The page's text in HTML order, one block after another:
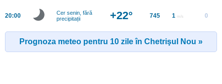
20:00
Cer senin, fără
precipitații
+22° 745 1 m/s 0
Prognoza meteo pentru 10 zile în Chetrişul Nou »